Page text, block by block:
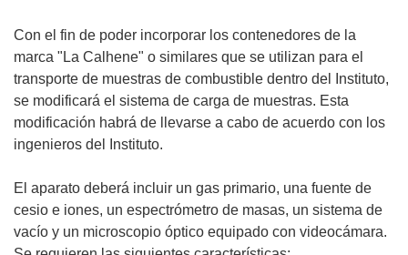
Con el fin de poder incorporar los contenedores de la
marca "La Calhene" o similares que se utilizan para el
transporte de muestras de combustible dentro del Instituto,
se modificará el sistema de carga de muestras. Esta
modificación habrá de llevarse a cabo de acuerdo con los
ingenieros del Instituto.
El aparato deberá incluir un gas primario, una fuente de
cesio e iones, un espectrómetro de masas, un sistema de
vacío y un microscopio óptico equipado con videocámara.